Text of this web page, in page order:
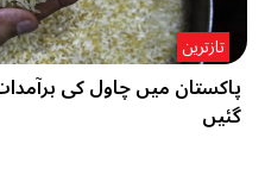
پاکستان میں چاول کی
گئیں
تازترین